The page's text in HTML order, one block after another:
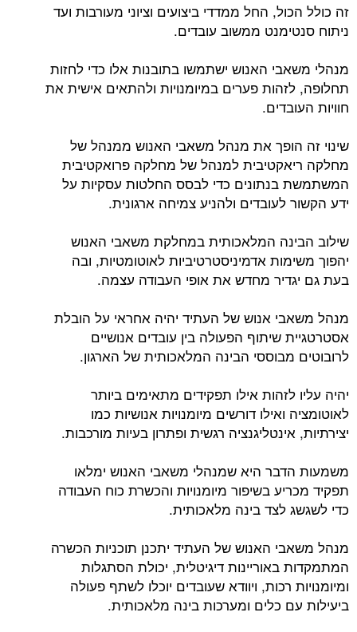
זה כולל הכול, החל ממדדי ביצועים וציוני מעורבות ועד
ניתוח סנטימנט ממשוב עובדים.
מנהלי משאבי האנוש ישתמשו בתובנות אלו כדי לחזות
תחלופה, לזהות פערים במיומנויות ולהתאים אישית את
חוויות העובדים.
שינוי זה הופך את מנהל משאבי האנוש ממנהל של
מחלקה ריאקטיבית למנהל של מחלקה פרואקטיבית
המשתמשת בנתונים כדי לבסס החלטות עסקיות על
ידע הקשור לעובדים ולהניע צמיחה ארגונית.
שילוב הבינה המלאכותית במחלקת משאבי האנוש
יהפוך משימות אדמיניסטרטיביות לאוטומטיות, ובה
בעת גם יגדיר מחדש את אופי העבודה עצמה.
מנהל משאבי אנוש של העתיד יהיה אחראי על הובלת
אסטרטגיית שיתוף הפעולה בין עובדים אנושיים
לרובוטים מבוססי הבינה המלאכותית של הארגון.
יהיה עליו לזהות אילו תפקידים מתאימים ביותר
לאוטומציה ואילו דורשים מיומנויות אנושיות כמו
יצירתיות, אינטליגנציה רגשית ופתרון בעיות מורכבות.
משמעות הדבר היא שמנהלי משאבי האנוש ימלאו
תפקיד מכריע בשיפור מיומנויות והכשרת כוח העבודה
כדי לשגשג לצד בינה מלאכותית.
מנהל משאבי האנוש של העתיד יתכנן תוכניות הכשרה
המתמקדות באוריינות דיגיטלית, יכולת הסתגלות
ומיומנויות רכות, ויוודא שעובדים יוכלו לשתף פעולה
ביעילות עם כלים ומערכות בינה מלאכותית.